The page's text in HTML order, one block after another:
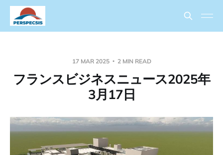
17 MAR 2025 2 MIN READ
フランスビジネスニュース2025年
3月17日